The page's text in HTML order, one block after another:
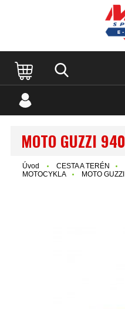
MOTO GUZZI 940
Úvod CESTA A TERÉN
MOTOCYKLA
MOTO GUZZI